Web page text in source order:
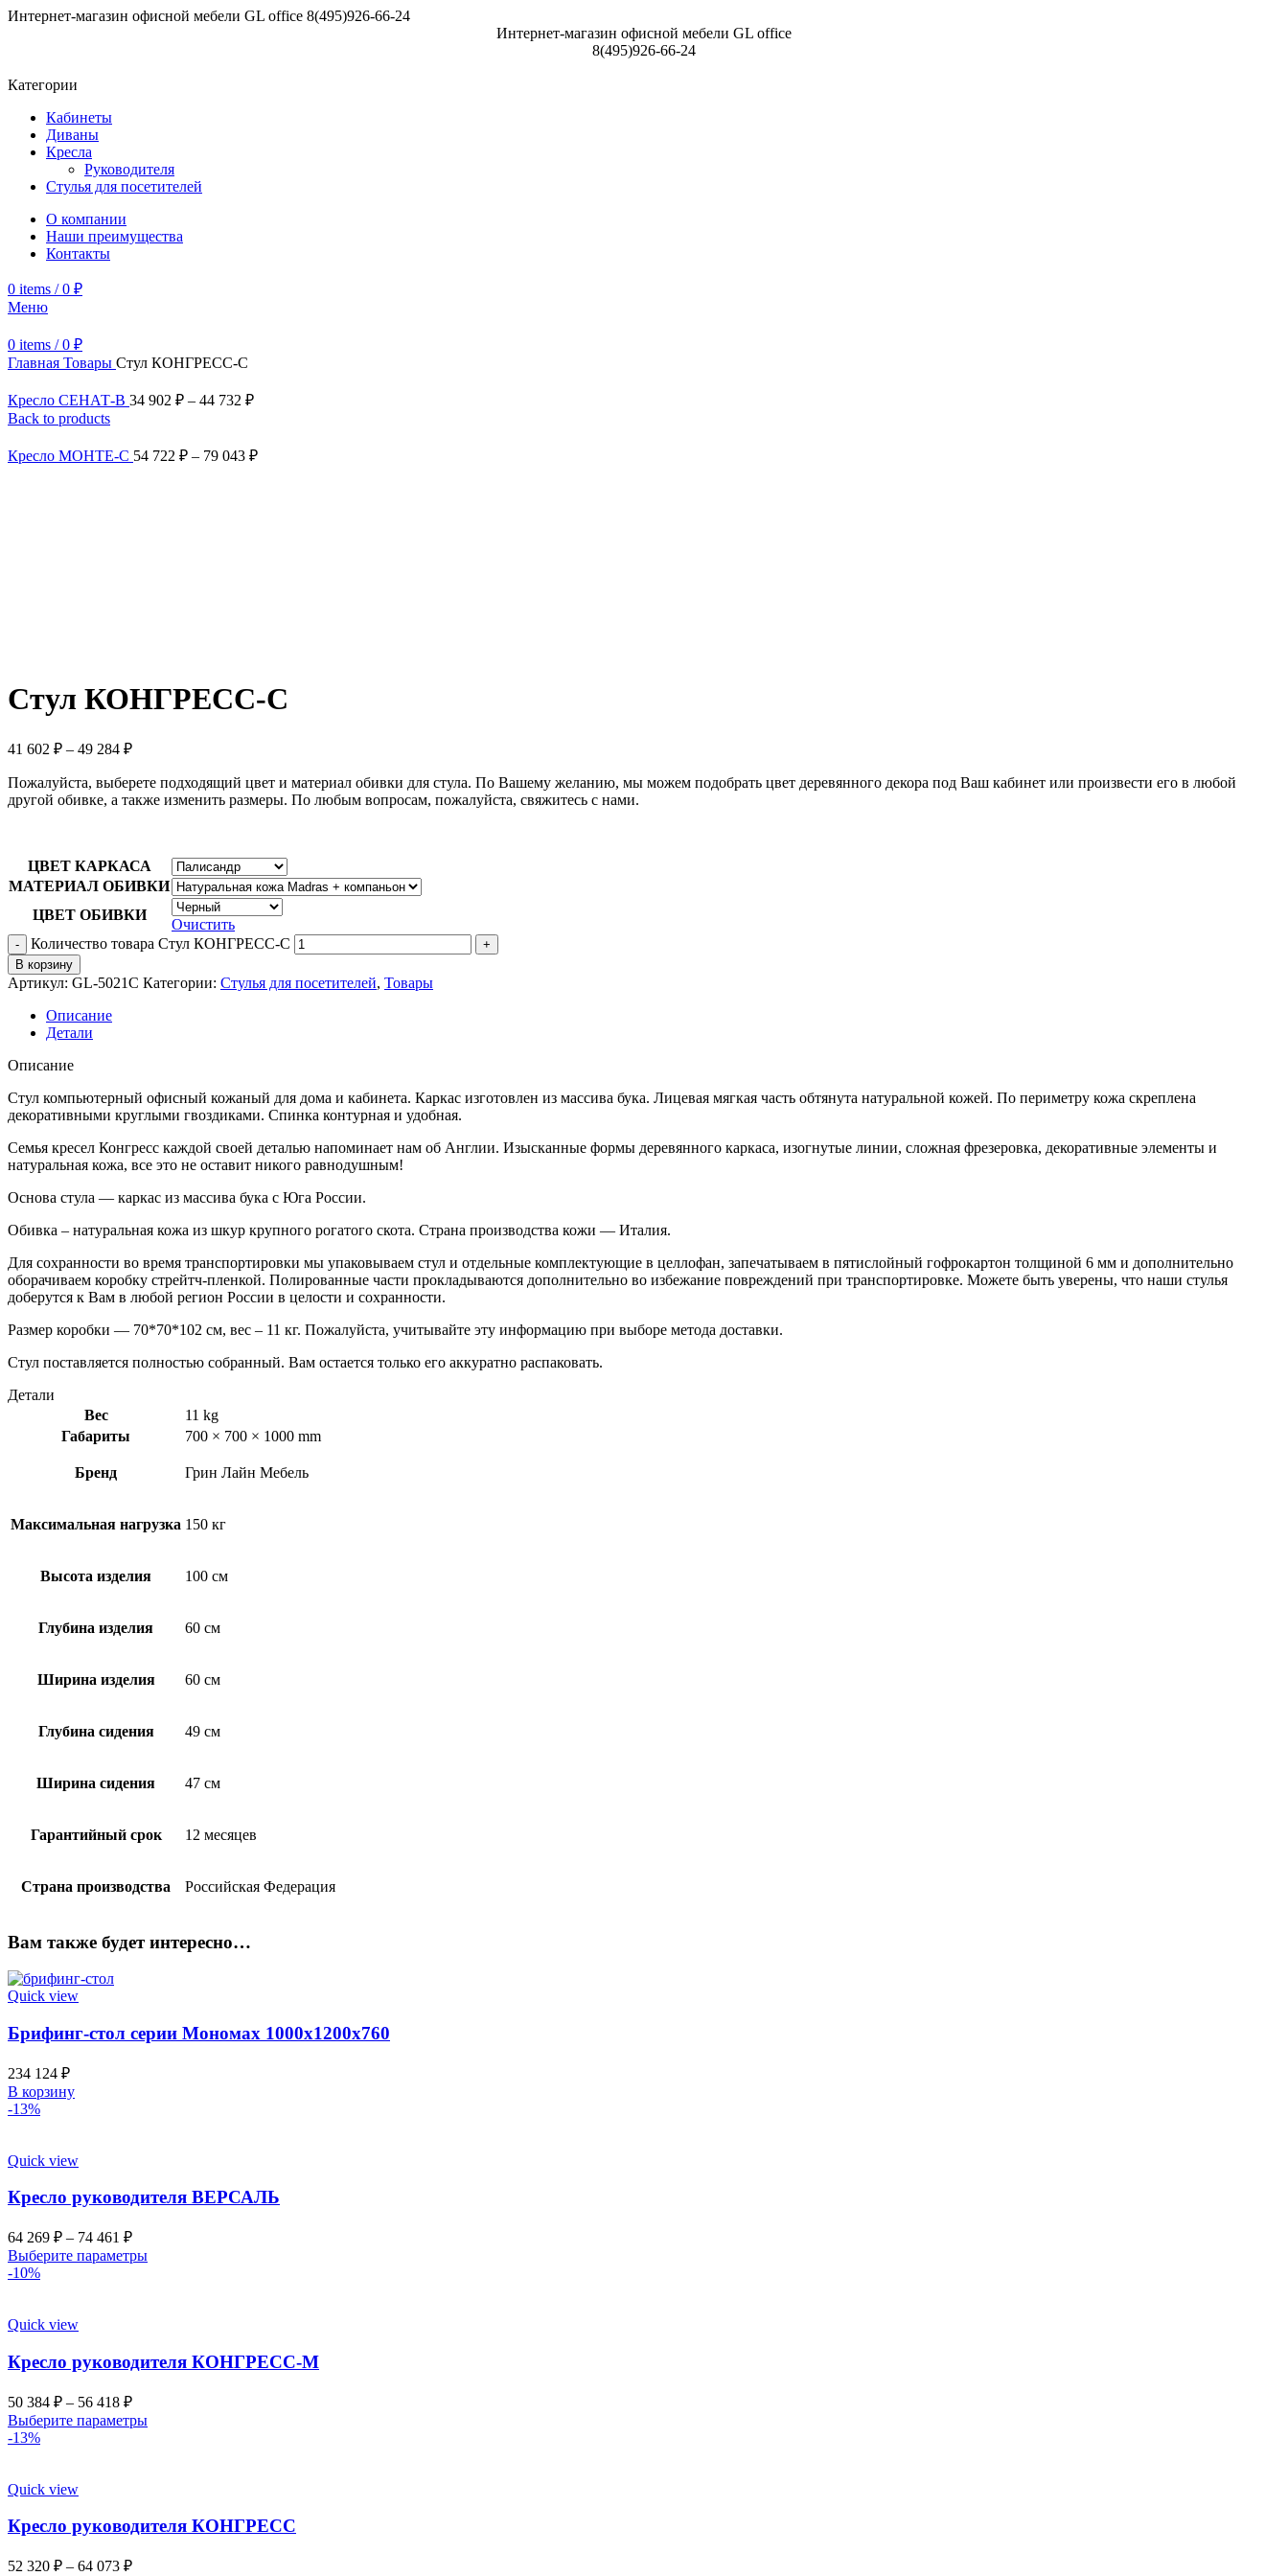
Интернет-магазин офисной мебели GL office 8(495)926-66-24
Интернет-магазин офисной мебели GL office
8(495)926-66-24
Категории
Кабинеты
Диваны
Кресла
Руководителя
Стулья для посетителей
О компании
Наши преимущества
Контакты
0 items / 0 ₽
Меню
0 items / 0 ₽
Главная Товары Стул КОНГРЕСС-С
Кресло СЕНАТ-В 34 902 ₽ – 44 732 ₽
Back to products
Кресло МОНТЕ-С 54 722 ₽ – 79 043 ₽
Стул КОНГРЕСС-С
41 602 ₽ – 49 284 ₽
Пожалуйста, выберете подходящий цвет и материал обивки для стула. По Вашему желанию, мы можем подобрать цвет деревянного декора под Ваш кабинет или произвести его в любой
другой обивке, а также изменить размеры. По любым вопросам, пожалуйста, свяжитесь с нами.
ЦВЕТ КАРКАСА
МАТЕРИАЛ ОБИВКИ
ЦВЕТ ОБИВКИ
Очистить
Количество товара Стул КОНГРЕСС-С
В корзину
Артикул: GL-5021С Категории: Стулья для посетителей, Товары
Описание
Детали
Описание
Стул компьютерный офисный кожаный для дома и кабинета. Каркас изготовлен из массива бука. Лицевая мягкая часть обтянута натуральной кожей. По периметру кожа скреплена
декоративными круглыми гвоздиками. Спинка контурная и удобная.
Семья кресел Конгресс каждой своей деталью напоминает нам об Англии. Изысканные формы деревянного каркаса, изогнутые линии, сложная фрезеровка, декоративные элементы и
натуральная кожа, все это не оставит никого равнодушным!
Основа стула — каркас из массива бука с Юга России.
Обивка – натуральная кожа из шкур крупного рогатого скота. Страна производства кожи — Италия.
Для сохранности во время транспортировки мы упаковываем стул и отдельные комплектующие в целлофан, запечатываем в пятислойный гофрокартон толщиной 6 мм и дополнительно
оборачиваем коробку стрейтч-пленкой. Полированные части прокладываются дополнительно во избежание повреждений при транспортировке. Можете быть уверены, что наши стулья
доберутся к Вам в любой регион России в целости и сохранности.
Размер коробки — 70*70*102 см, вес – 11 кг. Пожалуйста, учитывайте эту информацию при выборе метода доставки.
Стул поставляется полностью собранный. Вам остается только его аккуратно распаковать.
Детали
Вес
11 kg
Габариты
700 × 700 × 1000 mm
Бренд Грин Лайн Мебель
Максимальная нагрузка 150 кг
Высота изделия 100 см
Глубина изделия 60 см
Ширина изделия 60 см
Глубина сидения 49 см
Ширина сидения 47 см
Гарантийный срок 12 месяцев
Страна производства Российская Федерация
Вам также будет интересно…
Quick view
Брифинг-стол серии Мономах 1000х1200х760
234 124 ₽
В корзину
-13%
Quick view
Кресло руководителя ВЕРСАЛЬ
64 269 ₽ – 74 461 ₽
Выберите параметры
-10%
Quick view
Кресло руководителя КОНГРЕСС-М
50 384 ₽ – 56 418 ₽
Выберите параметры
-13%
Quick view
Кресло руководителя КОНГРЕСС
52 320 ₽ – 64 073 ₽